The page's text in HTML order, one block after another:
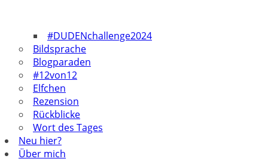
#DUDENchallenge2024
Bildsprache
Blogparaden
#12von12
Elfchen
Rezension
Rückblicke
Wort des Tages
Neu hier?
Über mich